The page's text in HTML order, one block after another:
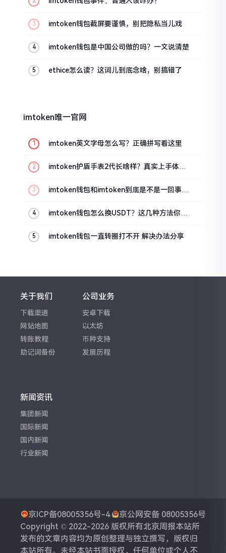
imtoken钱包截屏要谨慎，别把隐私当儿戏
imtoken钱包是中国公司做的吗？一文说清楚
ethice怎么读？这词儿到底念啥，别搞错了
imtoken唯一官网
imtoken英文字母怎么写？正确拼写看这里
imtoken护盾手表2代长啥样？真实上手体验
imtoken钱包和imtoken到底是不是一回事？
imtoken钱包怎么换USDT？这几种方法你得
imtoken钱包一直转圈打不开 解决办法分享
关于我们
下载渠道
网站地图
转账教程
助记词备份
公司业务
安卓下载
以太坊
币种支持
发展历程
新闻资讯
集团新闻
国际新闻
国内新闻
行业新闻
京ICP备08005356号-4
京公网安备 08005356号
Copyright © 2022-2026 版权所有北京周报本站所
发布的文章内容均为原创整理与独立撰写，版权归
本站所有。未经本站书面授权，任何单位或个人不